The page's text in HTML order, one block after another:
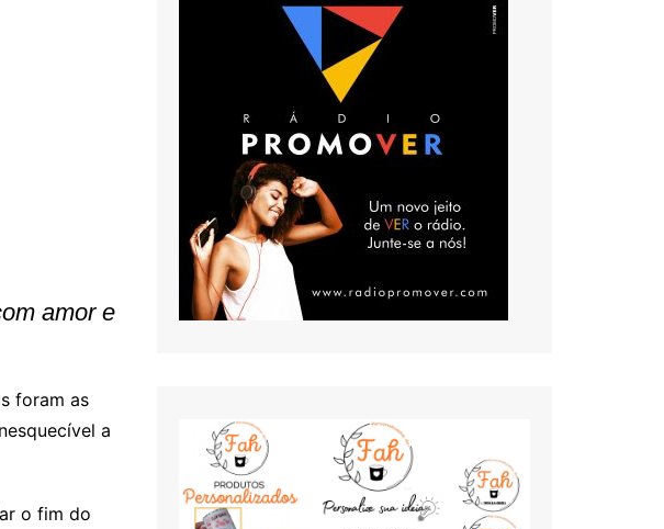
amor e
foram as
a
o fim do